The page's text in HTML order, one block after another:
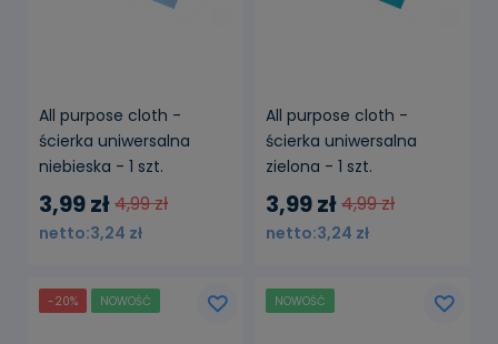
All purpose cloth -
ścierka uniwersalna
niebieska - 1 szt.
3,99 zł 4,99 zł
3,24 zł
All purpose cloth -
ścierka uniwersalna
zielona - 1 szt.
3,99 zł 4,99 zł
3,24 zł
-20% NOWOŚĆ NOWOŚĆ